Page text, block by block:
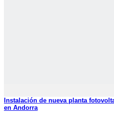
Instalación de nueva planta
en Andorra